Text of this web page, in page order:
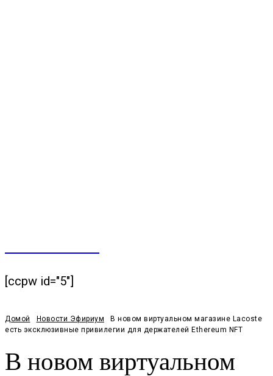
[ccpw id="5"]
Домой Новости Эфириум
В новом виртуальном магазине Lacoste
есть эксклюзивные привилегии для держателей Ethereum NFT
В новом виртуальном